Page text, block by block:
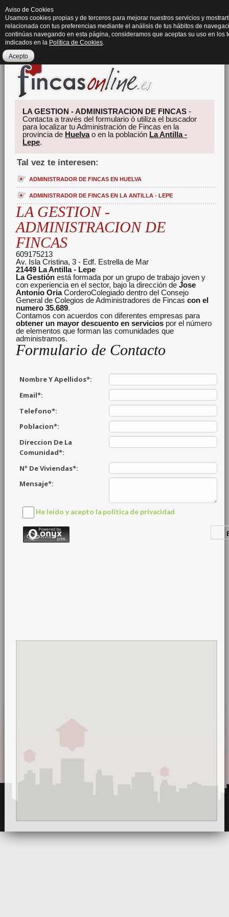
LA GESTION - ADMINISTRACION DE FINCAS -
Contacta a través del formulario ó utiliza el buscador
para localizar tu Administración de Fincas en la
provincia de Huelvao en la población La Antilla -
Lepe.
Tal vez te interesen:
ADMINISTRADOR DE FINCAS EN HUELVA
ADMINISTRADOR DE FINCAS EN LA ANTILLA - LEPE
LA GESTION -
ADMINISTRACION DE
FINCAS
609175213
Av. Isla Cristina, 3 - Edf. Estrella de Mar
21449 La Antilla - Lepe
La Gestión está formada por un grupo de trabajo joven y
con experiencia en el sector, bajo la dirección deJose
Antonio OriaCorderoColegiado dentro del Consejo
General de Colegios de Administradores de Fincascon el
numero 35.689.
Contamos con acuerdos con diferentes empresas para
obtener un mayor descuento en servicios por el número
de elementos que forman las comunidades que
administramos.
Formulario de Contacto
Aviso de Cookies
Usamos cookies propias y de terceros para mejorar nuestros servicios y
relacionada con tus preferencias mediante el análisis de tus hábitos de
continúas navegando en esta página, consideramos que aceptas su uso en los
indicados en la Política de Cookies.
Acepto